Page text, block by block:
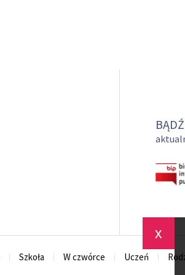
x
Szkoła W czwórce Uczeń